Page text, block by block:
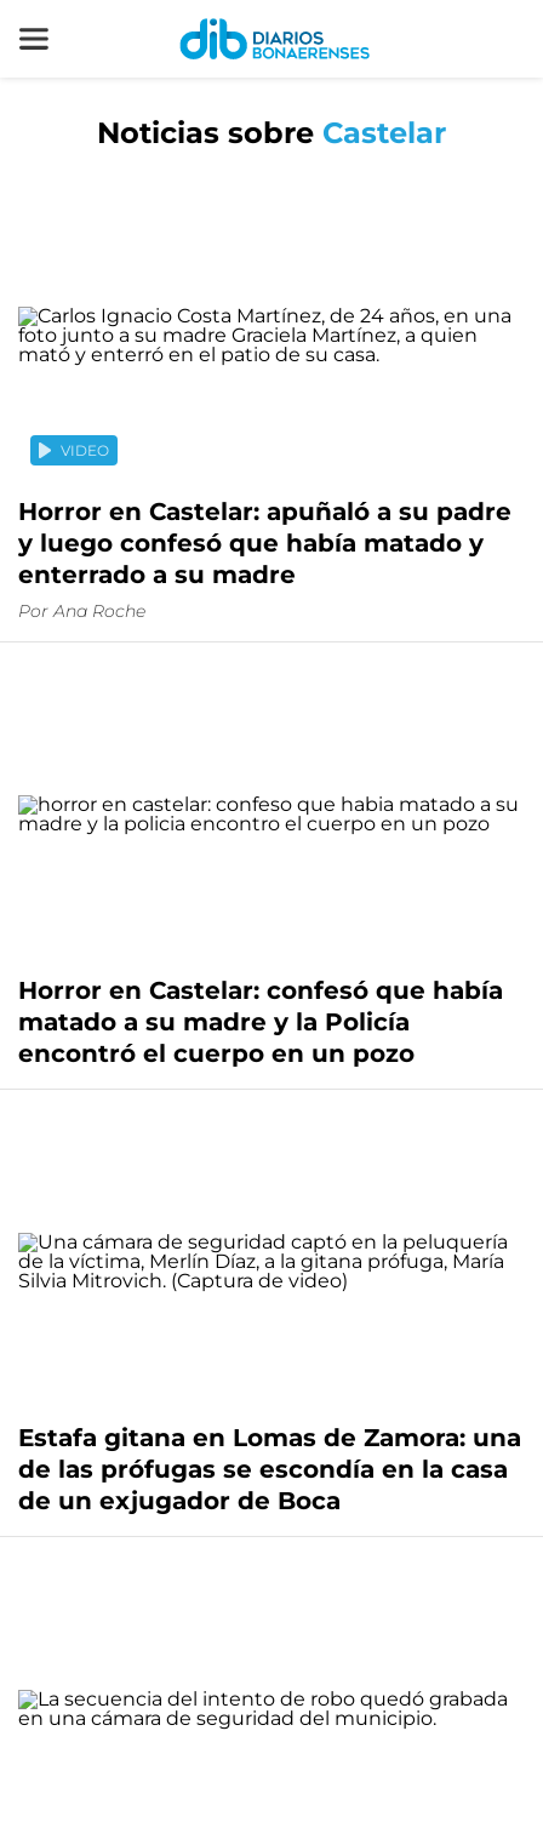
Noticias sobre Castelar
VIDEO
Horror en Castelar: apuñaló a su padre
y luego confesó que había matado y
enterrado a su madre
Por Ana Roche
Horror en Castelar: confesó que había
matado a su madre y la Policía
encontró el cuerpo en un pozo
Estafa gitana en Lomas de Zamora: una
de las prófugas se escondía en la casa
de un exjugador de Boca